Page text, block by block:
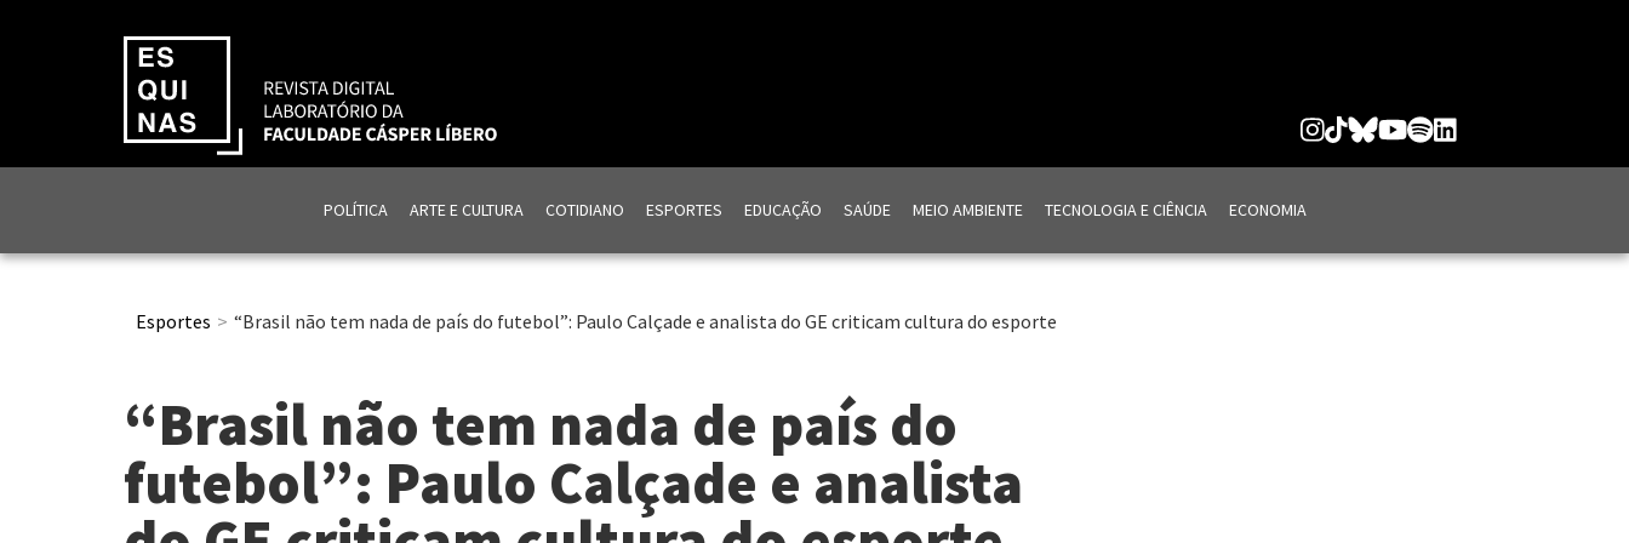
POLÍTICA ARTE E CULTURA COTIDIANO ESPORTES EDUCAÇÃO SAÚDE MEIO AMBIENTE TECNOLOGIA E CIÊNCIA ECONOMIA
Esportes “Brasil não tem nada de país do futebol”: Paulo Calçade e analista do GE criticam cultura do esporte
“Brasil não tem nada de país do
futebol”: Paulo Calçade e analista